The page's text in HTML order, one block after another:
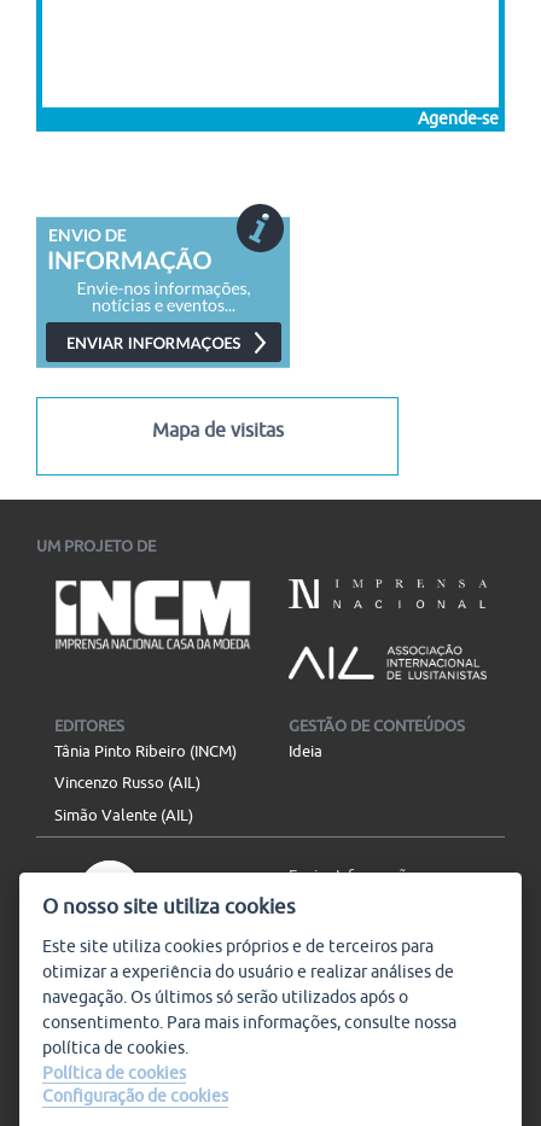
Agende-se
Mapa de visitas
UM PROJETO DE
EDITORES
Tânia Pinto Ribeiro (INCM)
Vincenzo Russo (AIL)
Simão Valente (AIL)
GESTÃO DE CONTEÚDOS
Ideia
Subscrever
Enviar Informação
Aviso Legal
Mapa do site
SIGA-NOS
Condições de Utilização
O nosso site utiliza cookies
Este site utilizacookies próprios e de terceiros para
otimizar a experiência do usuário e realizar análises de
navegação. Os últimos só serão utilizados após o
consentimento. Para mais informações, consulte nossa
política decookies
Política de cookies
Configuração de cookies